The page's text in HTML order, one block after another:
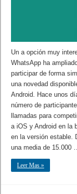
Un a opción muy
WhatsApp ha
participar de forma
una novedad
Android. Hace unos
número de
llamadas para
a iOS y Android en la
en la versión estable.
una media de 15.000
Leer Mas »